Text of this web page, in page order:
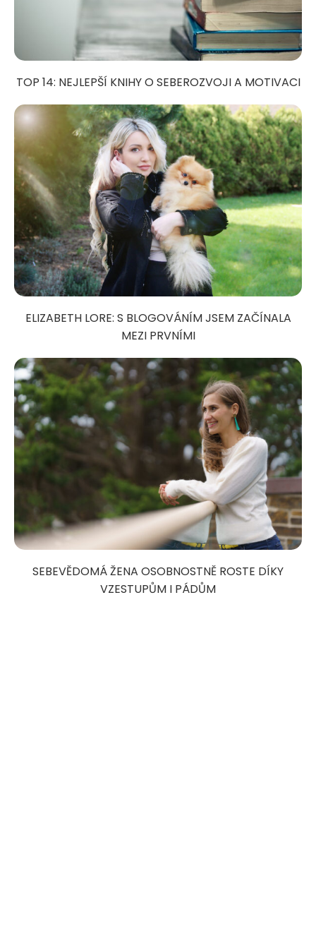
TOP 14: NEJLEPŠÍ KNIHY O SEBEROZVOJI A MOTIVACI
ELIZABETH LORE: S BLOGOVÁNÍM JSEM ZAČÍNALA
MEZI PRVNÍMI
SEBEVĚDOMÁ ŽENA OSOBNOSTNĚ ROSTE DÍKY
VZESTUPŮM I PÁDŮM